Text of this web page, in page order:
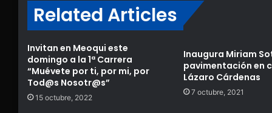
Related Articles
Invitan en Meoqui este
domingo a la 1ª Carrera
“Muévete por ti, por mi, por
Tod@s Nosotr@s”
15 octubre, 2022
Inaugura Miriam
pavimentación en
Lázaro Cárdenas
7 octubre, 2021